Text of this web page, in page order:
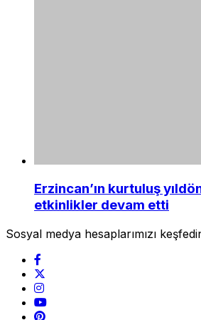
Erzincan’ın kurtuluş
etkinlikler devam etti
Sosyal medya hesaplarımızı